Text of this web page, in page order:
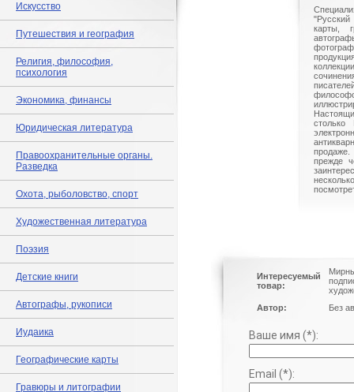
Искусство
Путешествия и география
Религия, философия,
психология
Экономика, финансы
Юридическая литература
Правоохранительные органы.
Разведка
Охота, рыболовство, спорт
Художественная литература
Поэзия
Детские книги
Автографы, рукописи
Иудаика
Географические карты
Гравюры и литографии
"Русский
карты,
столько
прежде
Интересуемый
товар:
Автор:
Без
Ваше имя (*):
Email (*):